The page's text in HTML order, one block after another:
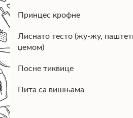
Принцес крофне
Лиснато тесто (жу-жу,
џемом)
Посне тиквице
Пита са вишњама